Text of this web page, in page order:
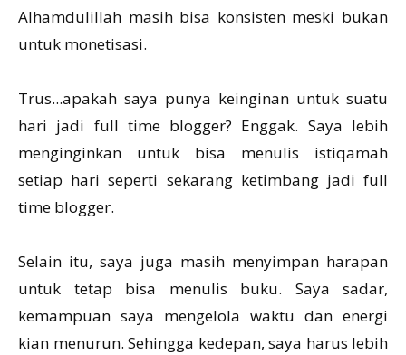
Alhamdulillah masih bisa konsisten meski bukan
untuk monetisasi.
Trus...apakah saya punya keinginan untuk suatu
hari jadi full time blogger? Enggak. Saya lebih
menginginkan untuk bisa menulis istiqamah
setiap hari seperti sekarang ketimbang jadi full
time blogger.
Selain itu, saya juga masih menyimpan harapan
untuk tetap bisa menulis buku. Saya sadar,
kemampuan saya mengelola waktu dan energi
kian menurun. Sehingga kedepan, saya harus lebih